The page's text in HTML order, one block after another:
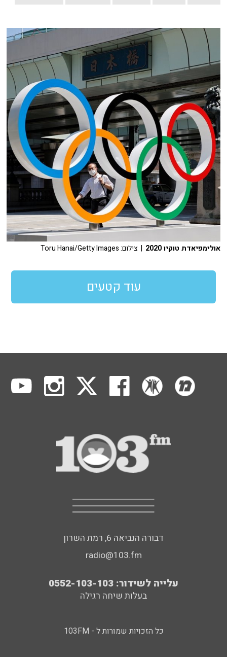
אולימפיאדת טוקיו 2020 | צילום: Toru Hanai/Getty Images
עוד קטעים
דבורה הנביאה 6, רמת השרון
radio@103.fm
עלייה לשידור: 0552-103-103
בעלות שיחה רגילה
כל הזכויות שמורות ל - 103FM